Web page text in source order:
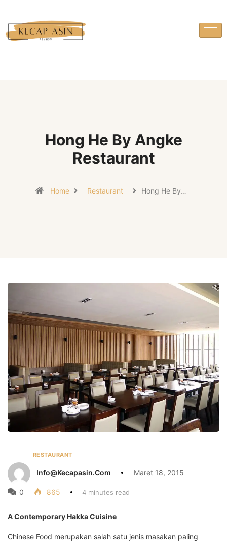
Hong He By Angke
Restaurant
Home Restaurant Hong He By…
RESTAURANT
Info@kecapasin.com Maret 18, 2015
0 865 4 minutes read
A Contemporary Hakka Cuisine
Chinese Food merupakan salah satu jenis masakan paling